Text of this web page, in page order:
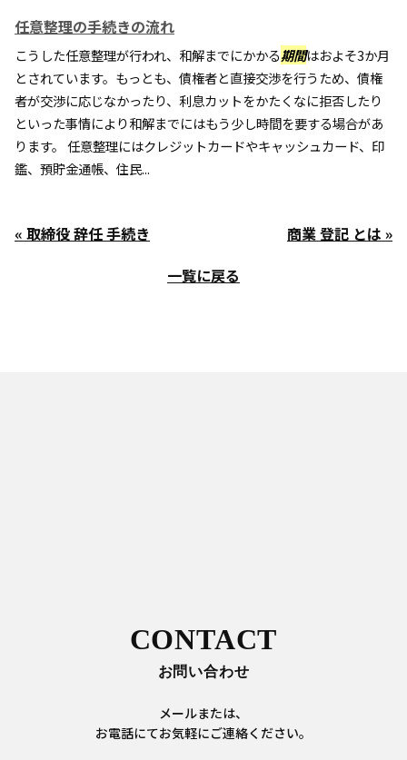
任意整理の手続きの流れ
こうした任意整理が行われ、和解までにかかる期間はおよそ3か月
とされています。もっとも、債権者と直接交渉を行うため、債権
者が交渉に応じなかったり、利息カットをかたくなに拒否したり
といった事情により和解までにはもう少し時間を要する場合があ
ります。 任意整理にはクレジットカードやキャッシュカード、印
鑑、預貯金通帳、住民...
« 取締役 辞任 手続き
商業 登記 とは »
一覧に戻る
CONTACT
お問い合わせ
メールまたは、
お電話にてお気軽にご連絡ください。